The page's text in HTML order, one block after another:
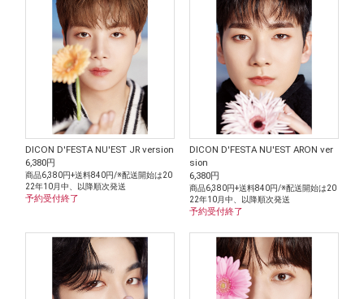
DICON D'FESTA NU'EST JR version
6,380円
商品6,380円+送料840円/※配送開始は20
22年10月中、以降順次発送
予約受付終了
DICON D'FESTA NU'EST ARON ver
sion
6,380円
商品6,380円+送料840円/※配送開始は20
22年10月中、以降順次発送
予約受付終了